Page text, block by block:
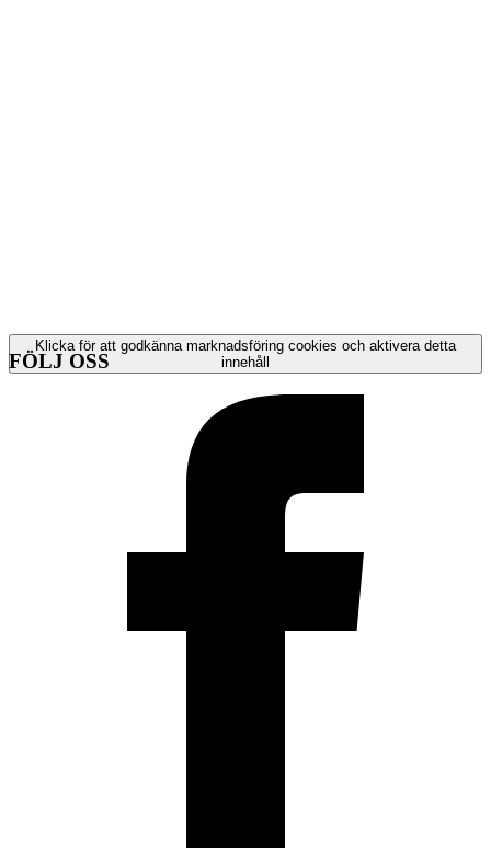
Klicka för att godkänna marknadsföring cookies och aktivera detta
innehåll
FÖLJ OSS